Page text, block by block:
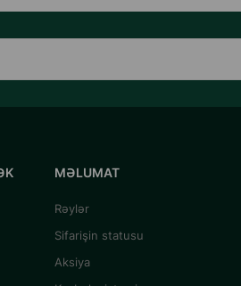
MƏLUMAT
Rəylər
Sifarişin statusu
Aksiya